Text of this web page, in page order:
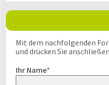
Mit dem nachfolgenden
und drücken Sie
Ihr Name*